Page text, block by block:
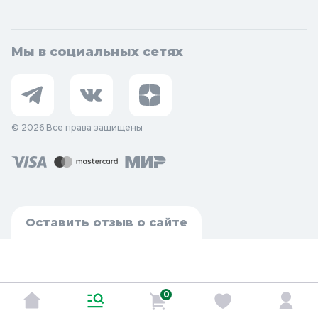
Мы в социальных сетях
© 2026 Все права защищены
Оставить отзыв о сайте
0